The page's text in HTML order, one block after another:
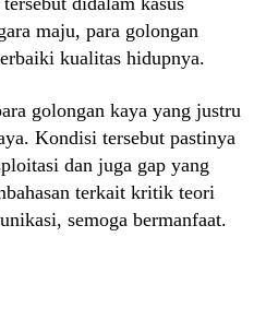
maju, para golongan
kualitas hidupnya.
golongan kaya yang justru
Kondisi tersebut pastinya
dan juga gap yang
terkait kritik teori
semoga bermanfaat.